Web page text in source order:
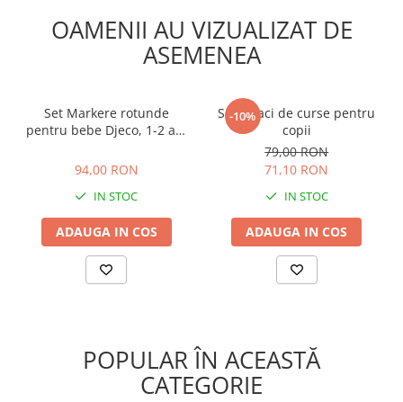
OAMENII AU VIZUALIZAT DE
ASEMENEA
Set Markere rotunde
pentru bebe Djeco, 1-2 ani
94,00 RON
IN STOC
ADAUGA IN COS
-10%
Set 4 saci de curse pentru
copii
79,00 RON
71,10 RON
IN STOC
ADAUGA IN COS
POPULAR ÎN ACEASTĂ
CATEGORIE